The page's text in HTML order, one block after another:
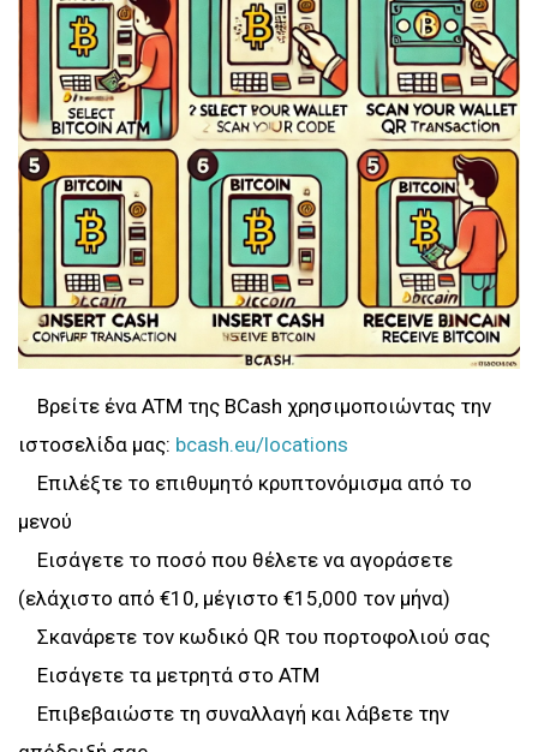
Βρείτε ένα ATM της BCash χρησιμοποιώντας την
ιστοσελίδα μας: bcash.eu/locations
Επιλέξτε το επιθυμητό κρυπτονόμισμα από το
μενού
Εισάγετε το ποσό που θέλετε να αγοράσετε
(ελάχιστο από €10, μέγιστο €15,000 τον μήνα)
Σκανάρετε τον κωδικό QR του πορτοφολιού σας
Εισάγετε τα μετρητά στο ATM
Επιβεβαιώστε τη συναλλαγή και λάβετε την